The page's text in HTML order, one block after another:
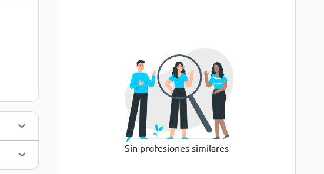
Sin profesiones similares